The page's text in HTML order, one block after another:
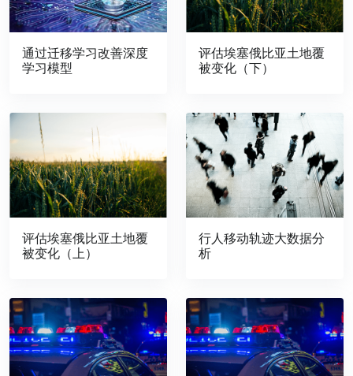
通过迁移学习改善深度
学习模型
评估埃塞俄比亚土地覆
被变化（下）
评估埃塞俄比亚土地覆
被变化（上）
行人移动轨迹大数据分
析